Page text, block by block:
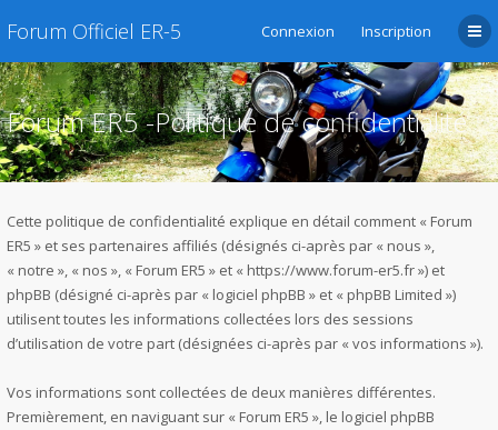
Forum Officiel ER-5 Connexion Inscription
Forum ER5 -Politique de confidentialité
Cette politique de confidentialité explique en détail comment « Forum
ER5 » et ses partenaires affiliés (désignés ci-après par « nous »,
« notre », « nos », « Forum ER5 » et « https://www.forum-er5.fr ») et
phpBB (désigné ci-après par « logiciel phpBB » et « phpBB Limited »)
utilisent toutes les informations collectées lors des sessions
d’utilisation de votre part (désignées ci-après par « vos informations »).
Vos informations sont collectées de deux manières différentes.
Premièrement, en naviguant sur « Forum ER5 », le logiciel phpBB